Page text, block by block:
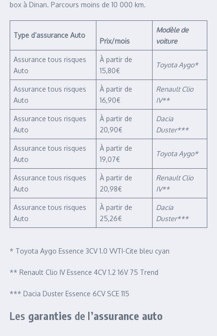
box à Dinan. Parcours moins de 10 000 km.
Type d’assurance Auto
Prix/mois
Modèle de
voiture
Assurance tous risques
Auto
À partir de
15,80€
Toyota Aygo*
Assurance tous risques
Auto
À partir de
16,90€
Renault Clio
IV**
Assurance tous risques
Auto
À partir de
20,90€
Dacia
Duster***
Assurance tous risques
Auto
À partir de
19,07€
Toyota Aygo*
Assurance tous risques
Auto
À partir de
20,98€
Renault Clio
IV**
Assurance tous risques
Auto
À partir de
25,26€
Dacia
Duster***
* Toyota Aygo Essence 3CV 1.0 VVTI-Cite bleu cyan
** Renault Clio IV Essence 4CV 1.2 16V 75 Trend
*** Dacia Duster Essence 6CV SCE 115
Les garanties de l’assurance auto